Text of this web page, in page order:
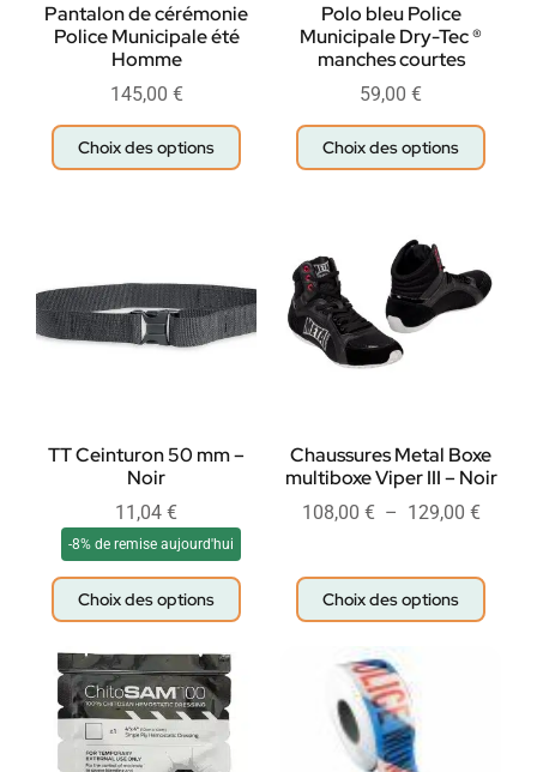
Pantalon de cérémonie
Police Municipale été
Homme
145,00 €
Choix des options
Polo bleu Police
Municipale Dry-Tec ®
manches courtes
59,00 €
Choix des options
TT Ceinturon 50 mm –
Noir
11,04 €
-8% de remise aujourd'hui
Choix des options
Chaussures Metal Boxe
multiboxe Viper III – Noir
108,00 € – 129,00 €
Choix des options